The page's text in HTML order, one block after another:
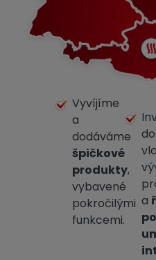
Vyvíjíme
a
dodáváme
špičkové
produkty,
vybavené
pokročilými
funkcemi.
do
a